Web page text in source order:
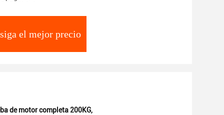
el mejor precio
de motor completa 200KG,